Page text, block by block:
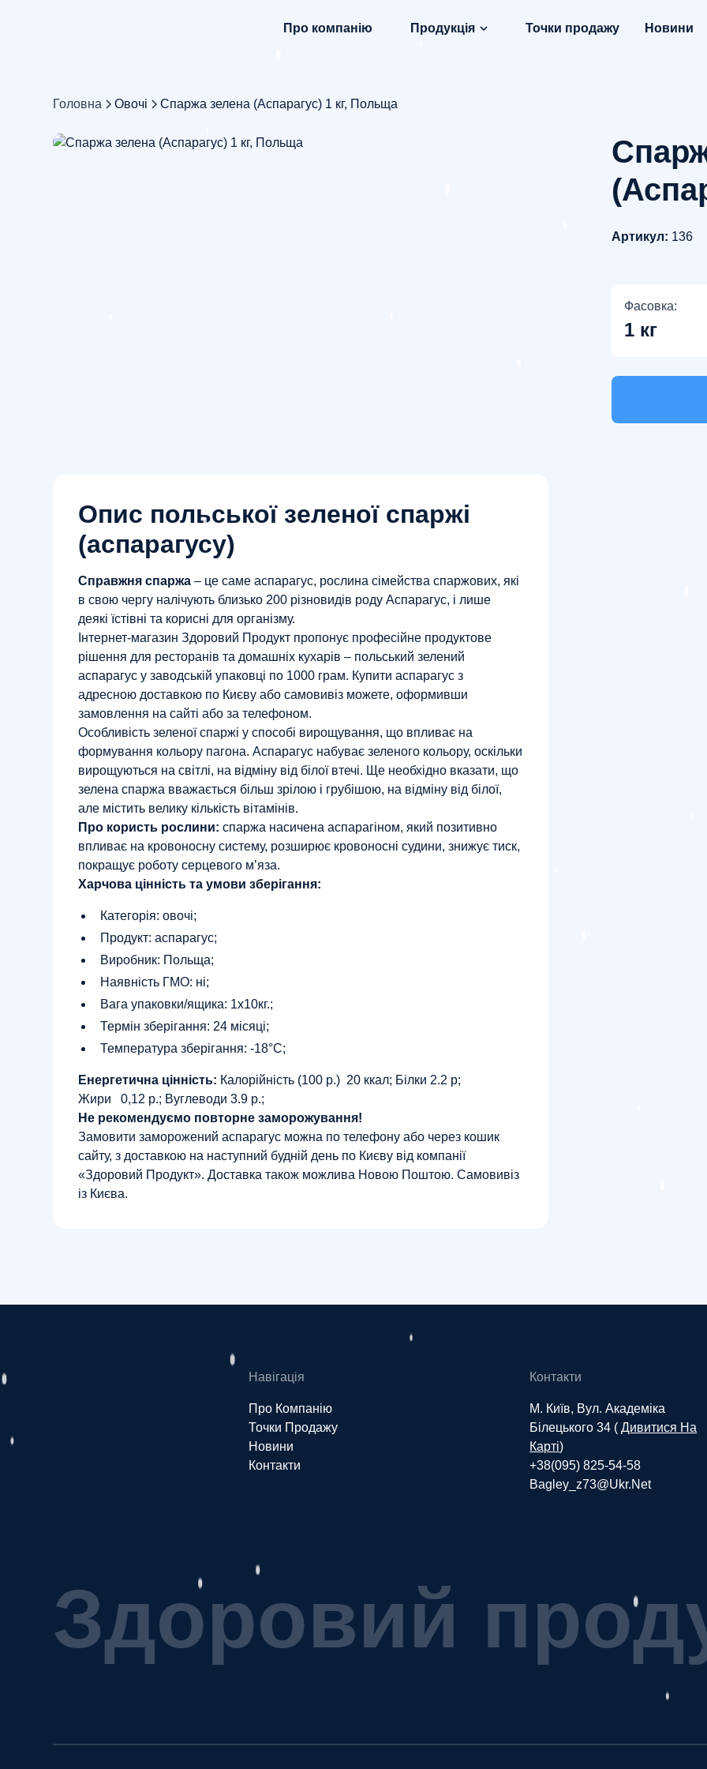
Про компанію Продукція Точки продажу Новини
Головна Овочі Спаржа зелена (Аспарагус) 1 кг, Польща
Артикул: 136
Фасовка:
1 кг
Опис польської зеленої спаржі
(аспарагусу)
Справжня спаржа – це саме аспарагус, рослина сімейства спаржових, які
в свою чергу налічують близько 200 різновидів роду Аспарагус, і лише
деякі їстівні та корисні для організму.
Інтернет-магазин Здоровий Продукт пропонує професійне продуктове
рішення для ресторанів та домашніх кухарів – польський зелений
аспарагус у заводській упаковці по 1000 грам. Купити аспарагус з
адресною доставкою по Києву або самовивіз можете, оформивши
замовлення на сайті або за телефоном.
Особливість зеленої спаржі у способі вирощування, що впливає на
формування кольору пагона. Аспарагус набуває зеленого кольору, оскільки
вирощуються на світлі, на відміну від білої втечі. Ще необхідно вказати, що
зелена спаржа вважається більш зрілою і грубішою, на відміну від білої,
але містить велику кількість вітамінів.
Про користь рослини: спаржа насичена аспарагіном, який позитивно
впливає на кровоносну систему, розширює кровоносні судини, знижує тиск,
покращує роботу серцевого м’яза.
Харчова цінність та умови зберігання:
Категорія: овочі;
Продукт: аспарагус;
Виробник: Польща;
Наявність ГМО: ні;
Вага упаковки/ящика: 1х10кг.;
Термін зберігання: 24 місяці;
Температура зберігання: -18°C;
Енергетична цінність: Калорійність (100 р.) 20 ​​ккал; Білки 2.2 р;
Жири 0,12 р.; Вуглеводи 3.9 р.;
Не рекомендуємо повторне заморожування!
Замовити заморожений аспарагус можна по телефону або через кошик
сайту, з доставкою на наступний будній день по Києву від компанії
«Здоровий Продукт». Доставка також можлива Новою Поштою. Самовивіз
із Києва.
Навігація
Про Компанію
Точки Продажу
Новини
Контакти
Контакти
М. Київ, Вул. Академіка
Білецького 34 (Дивитися На
Карті)
+38(095) 825-54-58
Bagley_z73@ukr.net
Здоровий прод